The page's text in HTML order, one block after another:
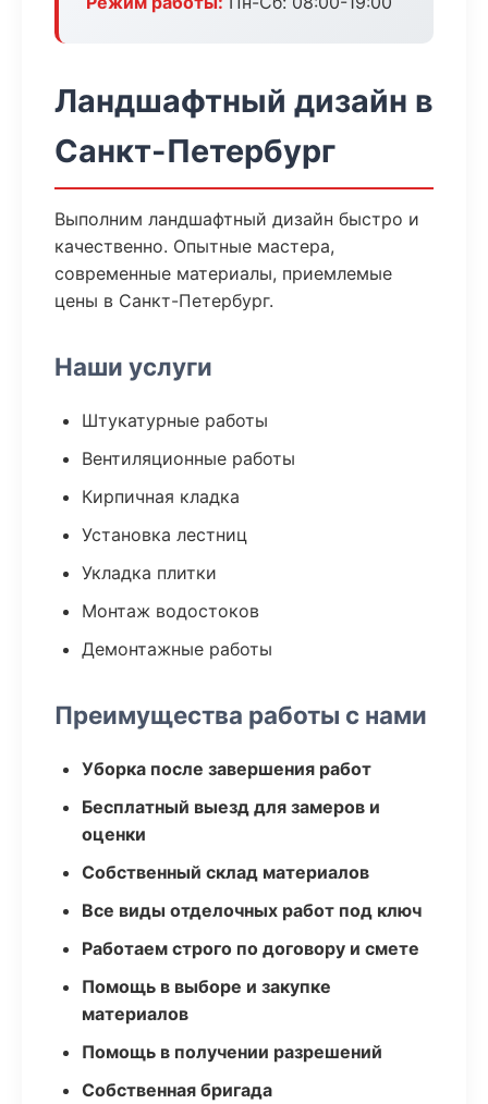
Ландшафтный дизайн в
Санкт-Петербург
Выполним ландшафтный дизайн быстро и
качественно. Опытные мастера,
современные материалы, приемлемые
цены в Санкт-Петербург.
Наши услуги
Штукатурные работы
Вентиляционные работы
Кирпичная кладка
Установка лестниц
Укладка плитки
Монтаж водостоков
Демонтажные работы
Преимущества работы с нами
Уборка после завершения работ
Бесплатный выезд для замеров и
оценки
Собственный склад материалов
Все виды отделочных работ под ключ
Работаем строго по договору и смете
Помощь в выборе и закупке
материалов
Помощь в получении разрешений
Собственная бригада